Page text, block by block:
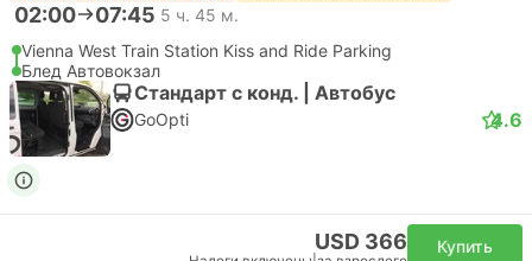
02:00 07:45 5 ч. 45 м.
Vienna West Train Station Kiss and Ride Parking
Блед Автовокзал
Стандарт с конд. | Автобус
GoOpti 4.6
USD 366 Купить